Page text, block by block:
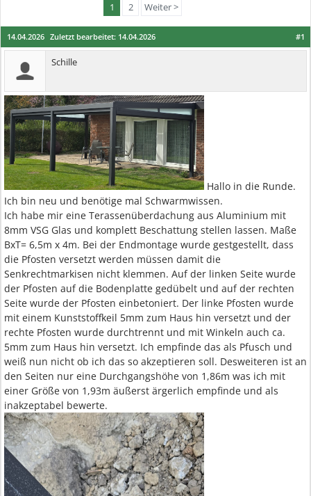
1 2 Weiter >
#1
14.04.2026 Zuletzt bearbeitet: 14.04.2026
Schille
Hallo in die Runde.
Ich bin neu und benötige mal Schwarmwissen.
Ich habe mir eine Terassenüberdachung aus Aluminium mit
8mm VSG Glas und komplett Beschattung stellen lassen. Maße
BxT= 6,5m x 4m. Bei der Endmontage wurde gestgestellt, dass
die Pfosten versetzt werden müssen damit die
Senkrechtmarkisen nicht klemmen. Auf der linken Seite wurde
der Pfosten auf die Bodenplatte gedübelt und auf der rechten
Seite wurde der Pfosten einbetoniert. Der linke Pfosten wurde
mit einem Kunststoffkeil 5mm zum Haus hin versetzt und der
rechte Pfosten wurde durchtrennt und mit Winkeln auch ca.
5mm zum Haus hin versetzt. Ich empfinde das als Pfusch und
weiß nun nicht ob ich das so akzeptieren soll. Desweiteren ist an
den Seiten nur eine Durchgangshöhe von 1,86m was ich mit
einer Größe von 1,93m äußerst ärgerlich empfinde und als
inakzeptabel bewerte.